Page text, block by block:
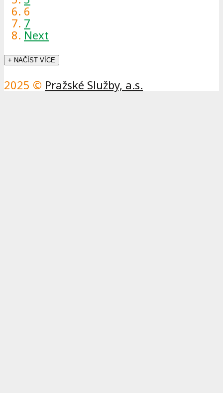
6
7
Next
+ NAČÍST VÍCE
2025 © Pražské Služby, a.s.